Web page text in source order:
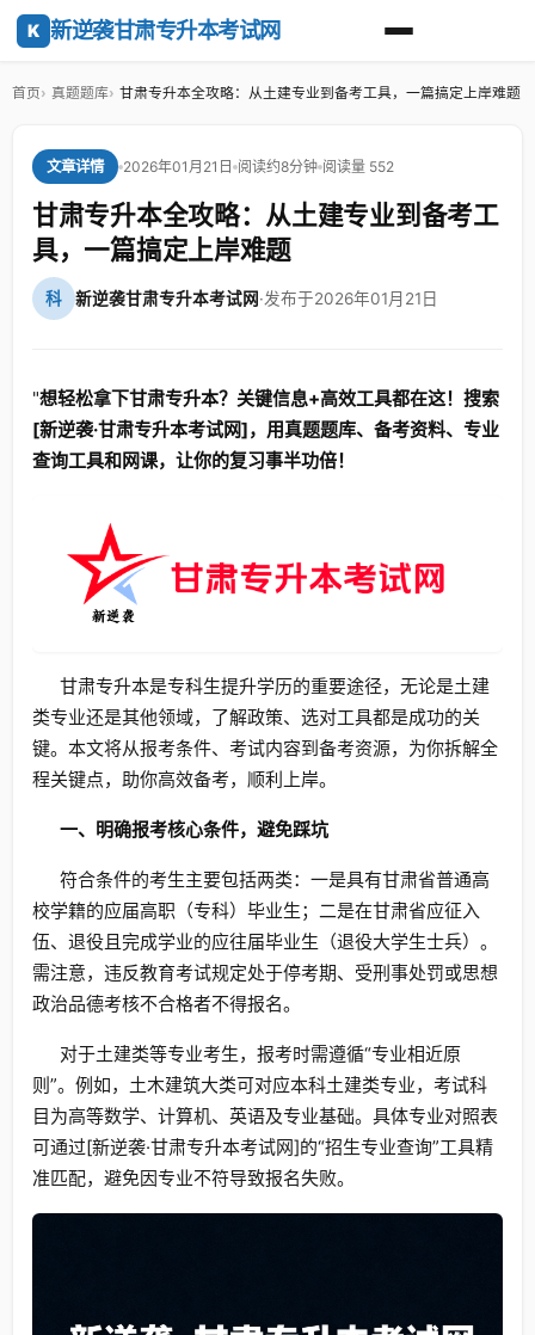
K 新逆袭甘肃专升本考试网
首页 真题题库 甘肃专升本全攻略：从土建专业到备考工具，一篇搞定上岸难题
文章详情 2026年01月21日 阅读约8分钟 阅读量 552
甘肃专升本全攻略：从土建专业到备考工
具，一篇搞定上岸难题
科 新逆袭甘肃专升本考试网·发布于2026年01月21日
"想轻松拿下甘肃专升本？关键信息+高效工具都在这！搜索
[新逆袭·甘肃专升本考试网]，用真题题库、备考资料、专业
查询工具和网课，让你的复习事半功倍！
甘肃专升本是专科生提升学历的重要途径，无论是土建
类专业还是其他领域，了解政策、选对工具都是成功的关
键。本文将从报考条件、考试内容到备考资源，为你拆解全
程关键点，助你高效备考，顺利上岸。
一、明确报考核心条件，避免踩坑
符合条件的考生主要包括两类：一是具有甘肃省普通高
校学籍的应届高职（专科）毕业生；二是在甘肃省应征入
伍、退役且完成学业的应往届毕业生（退役大学生士兵）。
需注意，违反教育考试规定处于停考期、受刑事处罚或思想
政治品德考核不合格者不得报名。
对于土建类等专业考生，报考时需遵循“专业相近原
则”。例如，土木建筑大类可对应本科土建类专业，考试科
目为高等数学、计算机、英语及专业基础。具体专业对照表
可通过[新逆袭·甘肃专升本考试网]的“招生专业查询”工具精
准匹配，避免因专业不符导致报名失败。